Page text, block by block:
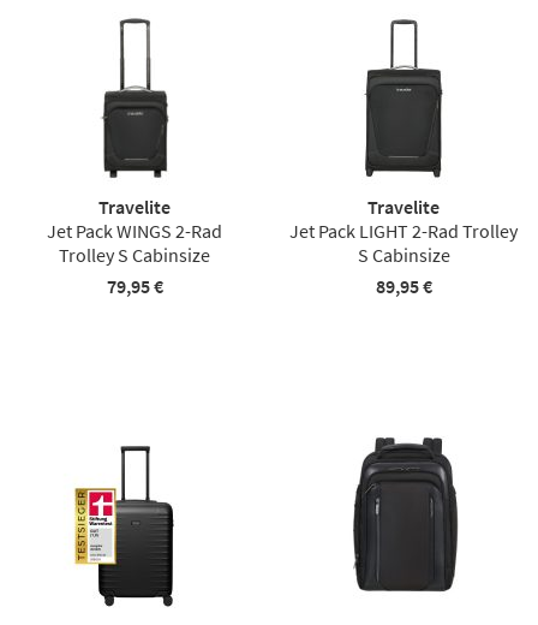
Travelite
Jet Pack WINGS 2-Rad
Trolley S Cabinsize
79,95 €
Travelite
Jet Pack LIGHT 2-Rad Trolley
S Cabinsize
89,95 €